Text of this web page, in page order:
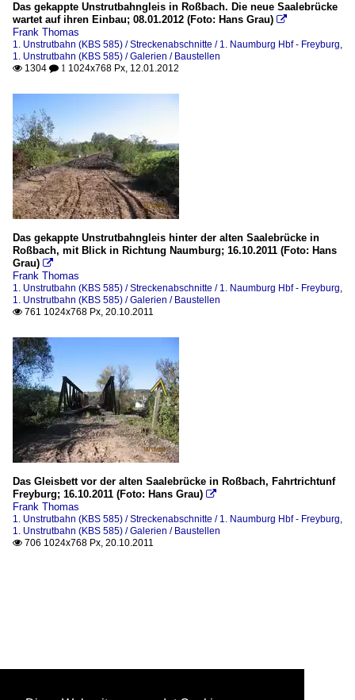
Das gekappte Unstrutbahngleis in Roßbach. Die neue Saalebrücke
wartet auf ihren Einbau; 08.01.2012 (Foto: Hans Grau) 
Frank Thomas
1. Unstrutbahn (KBS 585) / Streckenabschnitte / 1. Naumburg Hbf - Freyburg,
1. Unstrutbahn (KBS 585) / Galerien / Baustellen
 1304  1 1024x768 Px, 12.01.2012
Das gekappte Unstrutbahngleis hinter der alten Saalebrücke in
Roßbach, mit Blick in Richtung Naumburg; 16.10.2011 (Foto: Hans
Grau) 
Frank Thomas
1. Unstrutbahn (KBS 585) / Streckenabschnitte / 1. Naumburg Hbf - Freyburg,
1. Unstrutbahn (KBS 585) / Galerien / Baustellen
 761 1024x768 Px, 20.10.2011
Das Gleisbett vor der alten Saalebrücke in Roßbach, Fahrtrichtunf
Freyburg; 16.10.2011 (Foto: Hans Grau) 
Frank Thomas
1. Unstrutbahn (KBS 585) / Streckenabschnitte / 1. Naumburg Hbf - Freyburg,
1. Unstrutbahn (KBS 585) / Galerien / Baustellen
 706 1024x768 Px, 20.10.2011